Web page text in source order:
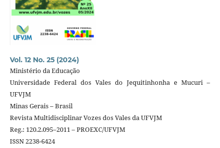
Vol. 12 No. 25 (2024)
Ministério da Educação
Universidade Federal dos Vales do Jequitinhonha e Mucuri –
UFVJM
Minas Gerais – Brasil
Revista Multidisciplinar Vozes dos Vales da UFVJM
Reg.: 120.2.095–2011 – PROEXC/UFVJM
ISSN 2238-6424